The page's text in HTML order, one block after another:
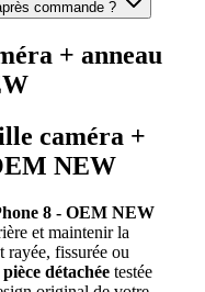
commande ?
+ anneau
caméra +
NEW
8 - OEM NEW
et maintenir la
rayée, fissurée ou
pièce détachée testée